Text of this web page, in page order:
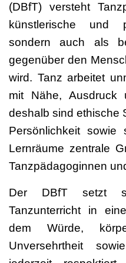
(DBfT) versteht
künstlerische und
sondern auch als
gegenüber den
wird. Tanz arbeitet
mit Nähe, Ausdruck
deshalb sind ethische
Persönlichkeit sowie
Lernräume zentrale
Tanzpädagoginnen
Der DBfT setzt
Tanzunterricht in
dem Würde,
Unversehrtheit